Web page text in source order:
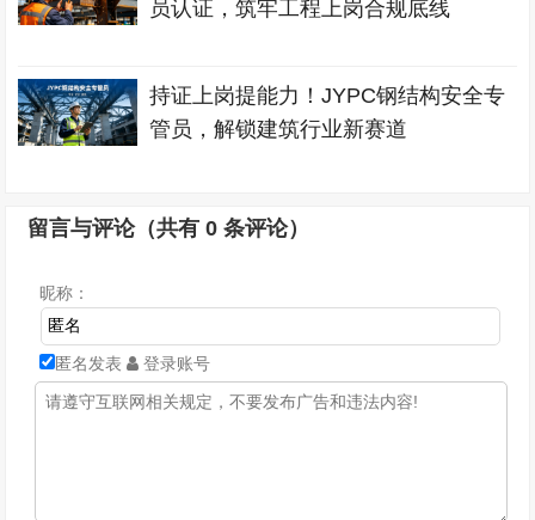
员认证，筑牢工程上岗合规底线
持证上岗提能力！JYPC钢结构安全专
管员，解锁建筑行业新赛道
留言与评论（共有0 条评论）
昵称：
匿名发表 登录账号